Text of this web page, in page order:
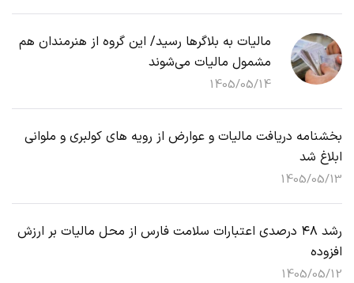
مالیات به بلاگرها رسید/ این گروه از هنرمندان هم
مشمول مالیات می‌شوند
1405/05/14
بخشنامه دریافت مالیات و عوارض از رویه های کولبری و ملوانی
ابلاغ شد
1405/05/13
رشد ۴۸ درصدی اعتبارات سلامت فارس از محل مالیات بر ارزش
افزوده
1405/05/12